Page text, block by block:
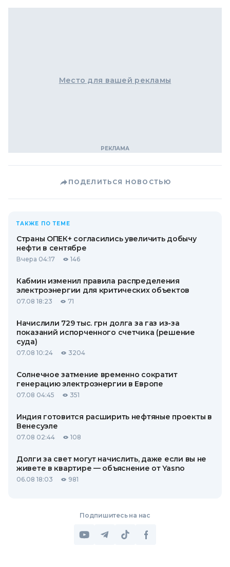
Место для вашей рекламы
ПОДЕЛИТЬСЯ НОВОСТЬЮ
ТАКЖЕ ПО ТЕМЕ
Страны ОПЕК+ согласились увеличить добычу
нефти в сентябре
Вчера 04:17 146
Кабмин изменил правила распределения
электроэнергии для критических объектов
07.08 18:23 71
Начислили 729 тыс. грн долга за газ из-за
показаний испорченного счетчика (решение
суда)
07.08 10:24 3204
Солнечное затмение временно сократит
генерацию электроэнергии в Европе
07.08 04:45 351
Индия готовится расширить нефтяные проекты в
Венесуэле
07.08 02:44 108
Долги за свет могут начислить, даже если вы не
живете в квартире — объяснение от Yasno
06.08 18:03 981
Подпишитесь на нас